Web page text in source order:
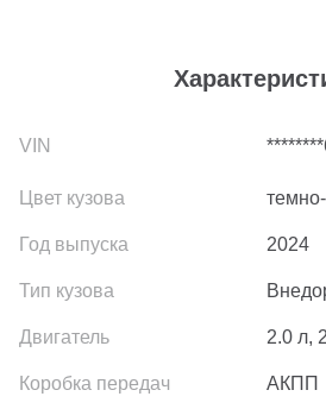
2024
2.0 л,
АКПП